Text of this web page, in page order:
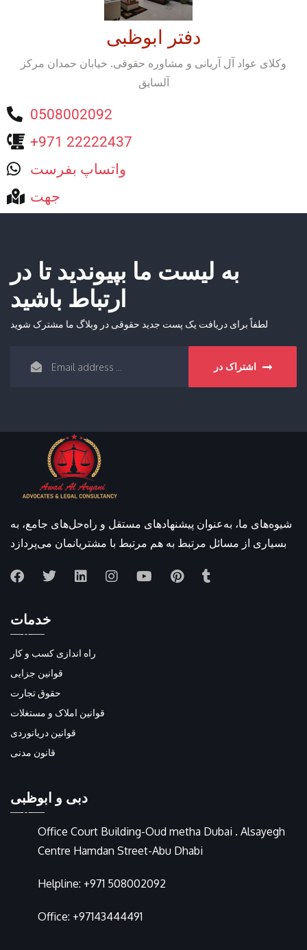
دفتر ابوظبی
وکلای عواد آل آریانی و مشاوره حقوقی. خیابان حمدان مرکز
آلسایق
0508002092
+971 22222437
واتساپ بفرست
جهت
به لیست ما بپیوندید تا در
ارتباط باشید
لطفاً برای دریافت یک پست جدید حقوقی در وبلاگ ما مشترک شوید
شیوه‌های ما، به‌عنوان پیشنهادهای مستقل و راه‌حل‌های جامع، به
بسیاری از مسائل مرتبط به هم مرتبط با مشتریانمان می‌پردازد
خدمات
راه اندازی کسب و کار
قوانین جزایی
حقوق تجارت
قوانین املاک و مستغلات
قوانین دریانوردی
قانون مدنی
دبی و ابوظبی
Office Court Building-Oud metha Dubai . Alsayegh
Centre Hamdan Street-Abu Dhabi
Helpline: +971 508002092
Office: +97143444491